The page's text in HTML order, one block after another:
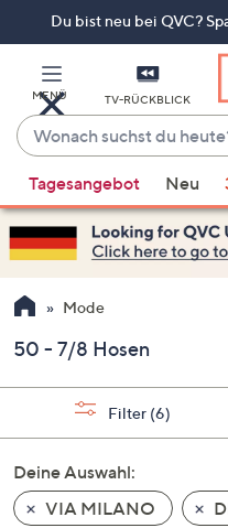
Du bist neu bei QVC?
MENÜ TV-RÜCKBLICK
Wonach
suchst
du
heute?
Vorschläge
verfügbar
sind,
verwenden
Sie
Pfeiltasten
nach
und
nach
unten
oder
Tagesangebot Neu
Mode
50 - 7/8 Hosen
Filter (6)
Deine Auswahl:
VIA MILANO